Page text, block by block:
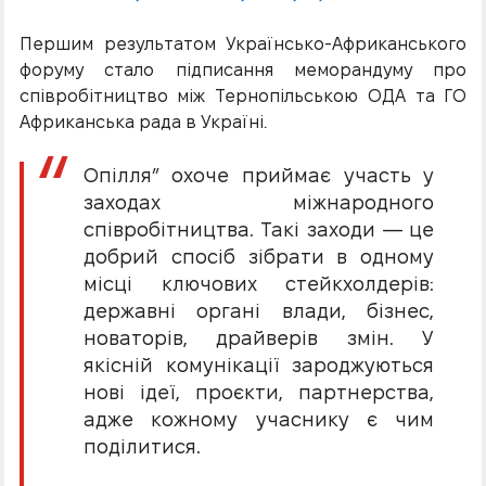
Першим результатом Українсько-Африканського
форуму стало підписання меморандуму про
співробітництво між Тернопільською ОДА та ГО
Африканська рада в Україні.
Опілля” охоче приймає участь у
заходах міжнародного
співробітництва. Такі заходи — це
добрий спосіб зібрати в одному
місці ключових стейкхолдерів:
державні органі влади, бізнес,
новаторів, драйверів змін. У
якісній комунікації зароджуються
нові ідеї, проєкти, партнерства,
адже кожному учаснику є чим
поділитися.